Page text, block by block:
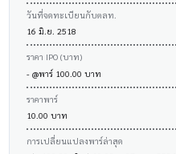
วันที่จดทะเบียนกับตลท.
16 มิ.ย. 2518
ราคา IPO (บาท)
- @พาร์ 100.00 บาท
ราคาพาร์
10.00 บาท
การเปลี่ยนแปลงพาร์ล่าสุด